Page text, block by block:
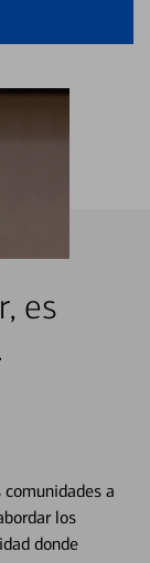
es
a
los
donde